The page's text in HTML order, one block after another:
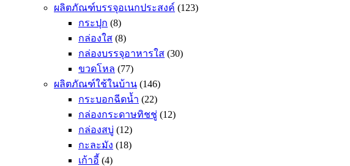
ผลิตภัณฑ์บรรจุอเนกประสงค์ (123)
กระปุก (8)
กล่องใส (8)
กล่องบรรจุอาหารใส (30)
ขวดโหล (77)
ผลิตภัณฑ์ใช้ในบ้าน (146)
กระบอกฉีดน้ำ (22)
กล่องกระดาษทิชชู่ (12)
กล่องสบู่ (12)
กะละมัง (18)
เก้าอี้ (4)